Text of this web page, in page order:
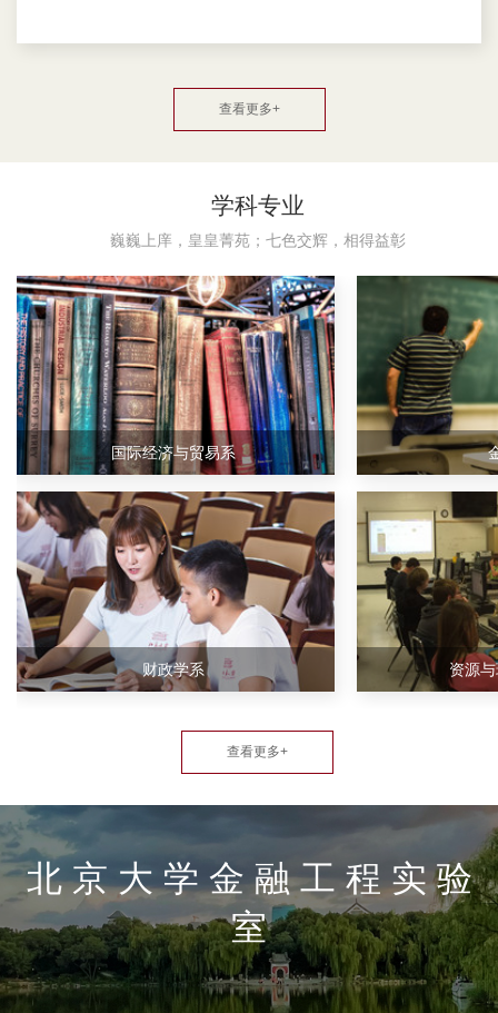
查看更多+
学科专业
巍巍上庠，皇皇菁苑；七色交辉，相得益彰
国际经济与贸易系
财政学系 资源
查看更多+
北 京 大 学 金 融 工 程 实 验
室